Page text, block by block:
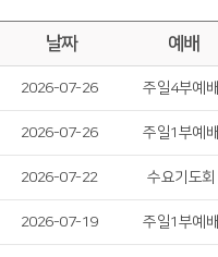
날짜 예배
2026-07-26 주일4부예배
2026-07-26 주일1부예배
2026-07-22 수요기도회
2026-07-19 주일1부예배